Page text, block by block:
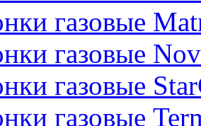
газовые
газовые
газовые
газовые